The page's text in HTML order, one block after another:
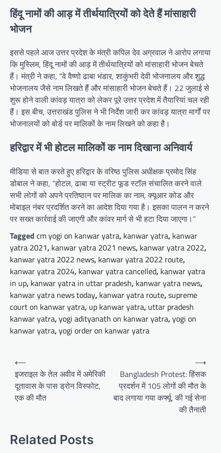
हिंदू नामों की आड़ में तीर्थयात्रियों को देते हैं मांसाहारी
भोजन
इससे पहले आज उत्तर प्रदेश के मंत्री कपिल देव अग्रवाल ने आरोप लगाया
कि मुस्लिम, हिंदू नामों की आड़ में तीर्थयात्रियों को मांसाहारी भोजन बेचते
हैं। मंत्री ने कहा, “वे वैष्णो ढाबा भंडार, शाकुंभरी देवी भोजनालय और शुद्ध
भोजनालय जैसे नाम लिखते हैं और मांसाहारी भोजन बेचते हैं। 22 जुलाई से
शुरू होने वाली कांवड़ यात्रा को लेकर पूरे उत्तर प्रदेश में तैयारियां चल रही
हैं। इस बीच, उत्तराखंड पुलिस ने भी निर्देश जारी कर कांवड़ यात्रा मार्गों पर
भोजनालयों को बोर्ड पर मालिकों के नाम लिखने को कहा है।
हरिद्वार में भी होटल मालिकों क नाम दिखाना अनिवार्य
मीडिया से बात करते हुए हरिद्वार के वरिष्ठ पुलिस अधीक्षक प्रमोद सिंह
डोबाल ने कहा, “होटल, ढाबा या स्ट्रीट फूड स्टॉल संचालित करने वाले
सभी लोगों को अपने प्रतिष्ठान पर मालिक का नाम, क्यूआर कोड और
मोबाइल नंबर प्रदर्शित करने का आदेश दिया गया है। इसका पालन न करने
पर सख्त कार्रवाई की जाएगी और कांवर मार्ग से भी हटा दिया जाएगा।”
Tagged cm yogi on kanwar yatra, kanwar yatra, kanwar
yatra 2021, kanwar yatra 2021 news, kanwar yatra 2022,
kanwar yatra 2022 news, kanwar yatra 2022 route,
kanwar yatra 2024, kanwar yatra cancelled, kanwar yatra
in up, kanwar yatra in uttar pradesh, kanwar yatra news,
kanwar yatra news today, kanwar yatra route,supreme
court on kanwar yatra, up kanwar yatra, uttar pradesh
kanwar yatra,yogi adityanath on kanwar yatra,yogi on
kanwar yatra,yogi order on kanwar yatra
Post
navigation
⟵
इजराइल के तेल अवीव में अमेरिकी
दूतावास के पास ड्रोन विस्फोट,
एक की मौत
Bangladesh Protest: हिंसक
प्रदर्शन में 105 लोगों की मौत के
बाद लगाया गया कर्फ्यू, की गई सेना
की तैनाती
⟶
Related Posts